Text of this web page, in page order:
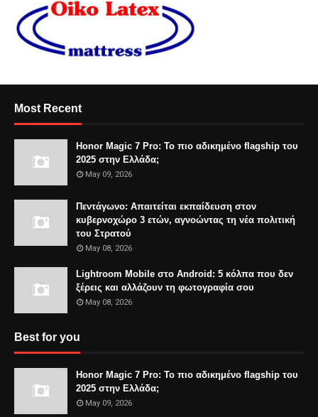
Most Recent
Honor Magic 7 Pro: Το πιο αδικημένο flagship του
2025 στην Ελλάδα;
May 09, 2026
Πεντάγωνο: Απαιτείται εκπαίδευση στον
κυβερνοχώρο 3 ετών, αγνοώντας τη νέα πολιτική
του Στρατού
May 08, 2026
Lightroom Mobile στο Android: 5 κόλπα που δεν
ξέρεις και αλλάζουν τη φωτογραφία σου
May 08, 2026
Best for you
Honor Magic 7 Pro: Το πιο αδικημένο flagship του
2025 στην Ελλάδα;
May 09, 2026